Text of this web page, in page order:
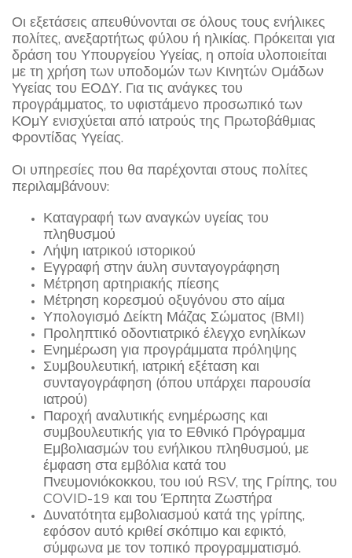
Οι εξετάσεις απευθύνονται σε όλους τους ενήλικες
πολίτες, ανεξαρτήτως φύλου ή ηλικίας. Πρόκειται για
δράση του Υπουργείου Υγείας, η οποία υλοποιείται
με τη χρήση των υποδομών των Κινητών Ομάδων
Υγείας του ΕΟΔΥ. Για τις ανάγκες του
προγράμματος, το υφιστάμενο προσωπικό των
ΚΟμΥ ενισχύεται από ιατρούς της Πρωτοβάθμιας
Φροντίδας Υγείας.
Οι υπηρεσίες που θα παρέχονται στους πολίτες
περιλαμβάνουν:
Καταγραφή των αναγκών υγείας του
πληθυσμού
Λήψη ιατρικού ιστορικού
Εγγραφή στην άυλη συνταγογράφηση
Μέτρηση αρτηριακής πίεσης
Μέτρηση κορεσμού οξυγόνου στο αίμα
Υπολογισμό Δείκτη Μάζας Σώματος (BMI)
Προληπτικό οδοντιατρικό έλεγχο ενηλίκων
Ενημέρωση για προγράμματα πρόληψης
Συμβουλευτική, ιατρική εξέταση και
συνταγογράφηση (όπου υπάρχει παρουσία
ιατρού)
Παροχή αναλυτικής ενημέρωσης και
συμβουλευτικής για το Εθνικό Πρόγραμμα
Εμβολιασμών του ενήλικου πληθυσμού, με
έμφαση στα εμβόλια κατά του
Πνευμονιόκοκκου, του ιού RSV, της Γρίπης, του
COVID-19 και του Έρπητα Ζωστήρα
Δυνατότητα εμβολιασμού κατά της γρίπης,
εφόσον αυτό κριθεί σκόπιμο και εφικτό,
σύμφωνα με τον τοπικό προγραμματισμό.